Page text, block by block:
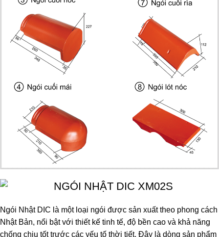
Ngói Nhật DIC là một loại ngói được sản xuất theo phong cách
Nhật Bản, nổi bật với thiết kế tinh tế, độ bền cao và khả năng
chống chịu tốt trước các yếu tố thời tiết. Đây là dòng sản phẩm